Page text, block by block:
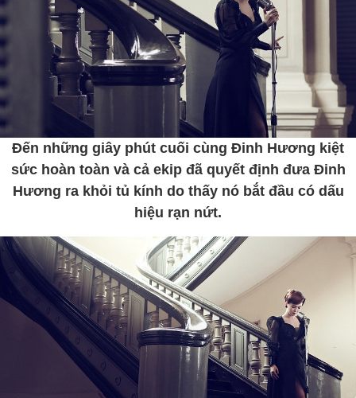
Đến những giây phút cuối cùng Đinh Hương kiệt
sức hoàn toàn và cả ekip đã quyết định đưa Đinh
Hương ra khỏi tủ kính do thấy nó bắt đầu có dấu
hiệu rạn nứt.